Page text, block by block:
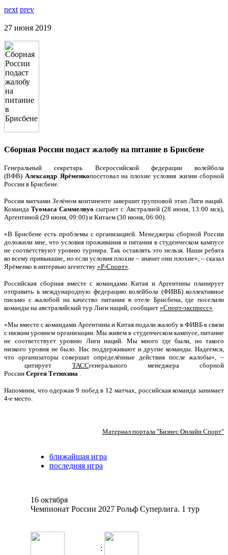
next prev
27 июня 2019
Сборная России подаст жалобу на питание в Брисбене
Генеральный секретарь Всероссийской федерации волейбола
(ВФВ)Александр Ярёменкопосетовал на плохие условия жизни сборной
России в Брисбене.
Россия матчами Зелёном континенте завершит групповой этап Лиги наций.
КомандаТуомаса Саммелвуо сыграет с Австралией (28 июня, 13:00 мск),
Аргентиной (29 июня, 09:00) и Китаем (30 июня, 06:00).
«В Брисбене есть проблемы с организацией. Менеджеры сборной России
доложили мне, что условия проживания и питания в студенческом кампусе
не соответствуют уровню турнира. Так оставлять это нельзя. Наши ребята
ко всему привыкшие, но если условия плохие – значит они плохие», – сказал
Ярёменко в интервью агентству «Р-Спорт».
Российская сборная вместе с командами Китая и Аргентины планирует
отправить в международную федерацию волейбола (ФИВБ) коллективное
письмо с жалобой на качество питания в отеле Брисбена, где поселили
команды на австралийский тур Лиги наций, сообщает «Спорт-экспресс».
«Мы вместе с командами Аргентины и Китая подали жалобу в ФИВБ в связи
с низким уровнем организации. Мы живем в студенческом кампусе, питание
не соответствует уровню Лиги наций. Мы много где были, но такого
низкого уровня не было. Нас поддерживают и другие команды. Надеемся,
что организаторы совершат определённые действия после жалобы», –
цитирует ТАССгенерального менеджера сборной
России Сергея Тетюхина .
Напомним, что одержав 9 побед в 12 матчах, российская команда занимает
4-е место.
Материал портала "Бизнес Онлайн Спорт"
ближайшая игра
последняя игра
16 октября
Чемпионат России 2027 Рольф Суперлига. 1 тур
: